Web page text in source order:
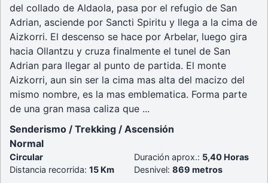
del collado de Aldaola, pasa por el refugio de San
Adrian, asciende por Sancti Spiritu y llega a la cima de
Aizkorri. El descenso se hace por Arbelar, luego gira
hacia Ollantzu y cruza finalmente el tunel de San
Adrian para llegar al punto de partida. El monte
Aizkorri, aun sin ser la cima mas alta del macizo del
mismo nombre, es la mas emblematica. Forma parte
de una gran masa caliza que ...
Senderismo / Trekking / Ascensión
Normal
Circular Duración aprox.: 5,40 Horas
Distancia recorrida: 15 Km Desnivel: 869 metros